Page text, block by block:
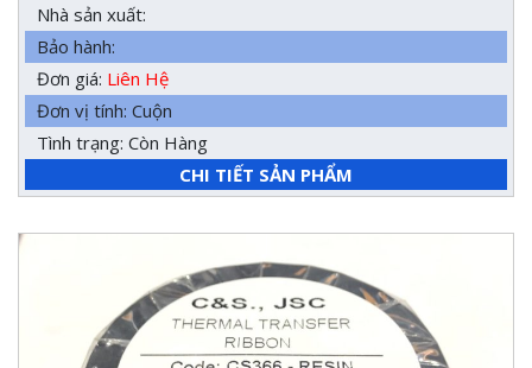
Nhà sản xuất:
Bảo hành:
Đơn giá: Liên Hệ
Đơn vị tính: Cuộn
Tình trạng: Còn Hàng
CHI TIẾT SẢN PHẨM